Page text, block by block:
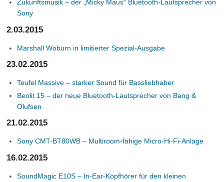
Zukunftsmusik – der „Micky Maus“ Bluetooth-Lautsprecher von
Sony
2.03.2015
Marshall Woburn in limitierter Spezial-Ausgabe
23.02.2015
Teufel Massive – starker Sound für Bassliebhaber
Beolit 15 – der neue Bluetooth-Lautsprecher von Bang &
Olufsen
21.02.2015
Sony CMT-BT80WB – Multiroom-fähige Micro-Hi-Fi-Anlage
16.02.2015
SoundMagic E10S – In-Ear-Kopfhörer für den kleinen